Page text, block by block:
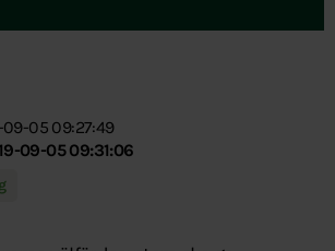
09-05 09:27:49
09-05 09:31:06